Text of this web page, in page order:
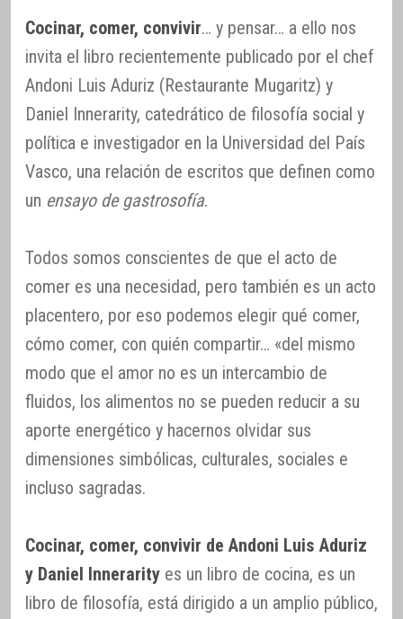
Cocinar, comer, convivir… y pensar… a ello nos
invita el libro recientemente publicado por el chef
Andoni Luis Aduriz (Restaurante Mugaritz) y
Daniel Innerarity, catedrático de filosofía social y
política e investigador en la Universidad del País
Vasco, una relación de escritos que definen como
un ensayo de gastrosofía.
Todos somos conscientes de que el acto de
comer es una necesidad, pero también es un acto
placentero, por eso podemos elegir qué comer,
cómo comer, con quién compartir… «del mismo
modo que el amor no es un intercambio de
fluidos, los alimentos no se pueden reducir a su
aporte energético y hacernos olvidar sus
dimensiones simbólicas, culturales, sociales e
incluso sagradas.
Cocinar, comer, convivir de Andoni Luis Aduriz
y Daniel Innerarity es un libro de cocina, es un
libro de filosofía, está dirigido a un amplio público,